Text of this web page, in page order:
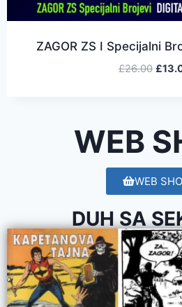
WEB
ZAGOR ZS I Specijalni
£26.00 £
WEB
DUH SA